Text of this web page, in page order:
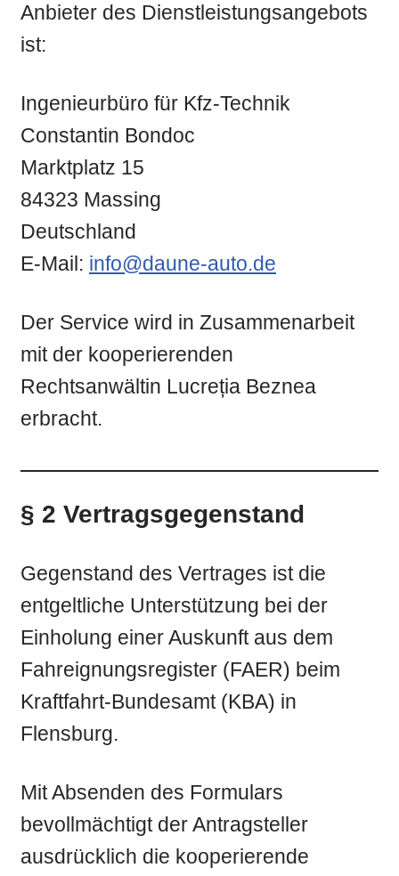
Anbieter des Dienstleistungsangebots
ist:
Ingenieurbüro für Kfz-Technik
Constantin Bondoc
Marktplatz 15
84323 Massing
Deutschland
E-Mail: info@daune-auto.de
Der Service wird in Zusammenarbeit
mit der kooperierenden
Rechtsanwältin Lucreția Beznea
erbracht.
§ 2 Vertragsgegenstand
Gegenstand des Vertrages ist die
entgeltliche Unterstützung bei der
Einholung einer Auskunft aus dem
Fahreignungsregister (FAER) beim
Kraftfahrt-Bundesamt (KBA) in
Flensburg.
Mit Absenden des Formulars
bevollmächtigt der Antragsteller
ausdrücklich die kooperierende